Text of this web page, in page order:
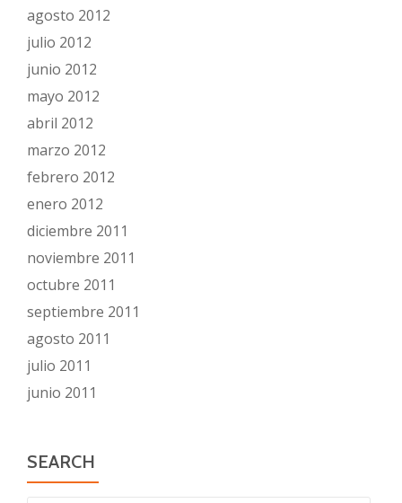
agosto 2012
julio 2012
junio 2012
mayo 2012
abril 2012
marzo 2012
febrero 2012
enero 2012
diciembre 2011
noviembre 2011
octubre 2011
septiembre 2011
agosto 2011
julio 2011
junio 2011
SEARCH